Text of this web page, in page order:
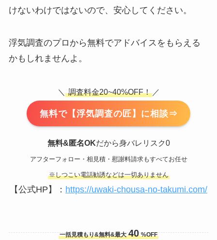
けないわけではないので、安心してください。
浮気調査のプロから無料でアドバイスをもらえる
かもしれませんよ。
＼ 調査料金20~40%OFF！／
無料で【浮気調査の匠】に相談⇒
無料&匿名OKだから身バレリスク0
アフターフォロー・相見積・慰謝料請求もすべてお任せ
※しつこい電話勧誘などは一切ありません
【公式HP】： https://uwaki-chousa-no-takumi.com/
一括見積もり&無料&最大 40 %OFF